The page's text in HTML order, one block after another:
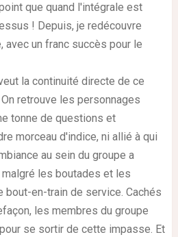
que quand l'intégrale est
! Depuis, je redécouvre
un franc succès pour le
la continuité directe de ce
retrouve les personnages
tonne de questions et
morceau d'indice, ni allié à qui
au sein du groupe a
les boutades et les
bout-en-train de service. Cachés
les membres du groupe
se sortir de cette impasse. Et